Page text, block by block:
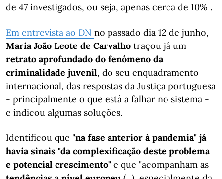
de 47 investigados, ou seja, apenas cerca de 10% .
Em entrevista ao DN no passado dia 12 de junho,
Maria João Leote de Carvalho traçou já um
retrato aprofundado do fenómeno da
criminalidade juvenil, do seu enquadramento
internacional, das respostas da Justiça portuguesa
- principalmente o que está a falhar no sistema -
e indicou algumas soluções.
Identificou que "na fase anterior à pandemia" já
havia sinais "da complexificação deste problema
e potencial crescimento" e que "acompanham as